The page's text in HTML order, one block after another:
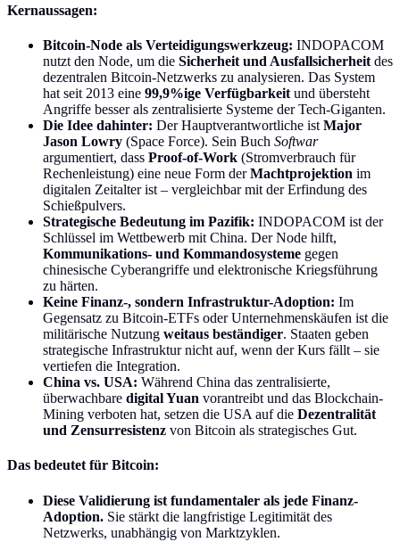
Kernaussagen:
Bitcoin-Node als Verteidigungswerkzeug: INDOPACOM
nutzt den Node, um die Sicherheit und Ausfallsicherheit des
dezentralen Bitcoin-Netzwerks zu analysieren. Das System
hat seit 2013 eine 99,9%ige Verfügbarkeit und übersteht
Angriffe besser als zentralisierte Systeme der Tech-Giganten.
Die Idee dahinter: Der Hauptverantwortliche ist Major
Jason Lowry (Space Force). Sein Buch Softwar
argumentiert, dass Proof-of-Work (Stromverbrauch für
Rechenleistung) eine neue Form derMachtprojektion im
digitalen Zeitalter ist – vergleichbar mit der Erfindung des
Schießpulvers.
Strategische Bedeutung im Pazifik: INDOPACOM ist der
Schlüssel im Wettbewerb mit China. Der Node hilft,
Kommunikations- und Kommandosysteme gegen
chinesische Cyberangriffe und elektronische Kriegsführung
zu härten.
Keine Finanz-, sondern Infrastruktur-Adoption: Im
Gegensatz zu Bitcoin-ETFs oder Unternehmenskäufen ist die
militärische Nutzung weitaus beständiger. Staaten geben
strategische Infrastruktur nicht auf, wenn der Kurs fällt – sie
vertiefen die Integration.
China vs. USA: Während China das zentralisierte,
überwachbare digital Yuan vorantreibt und das Blockchain-
Mining verboten hat, setzen die USA auf die Dezentralität
und Zensurresistenz von Bitcoin als strategisches Gut.
Das bedeutet für Bitcoin:
Diese Validierung ist fundamentaler als jede Finanz-
Adoption. Sie stärkt die langfristige Legitimität des
Netzwerks, unabhängig von Marktzyklen.